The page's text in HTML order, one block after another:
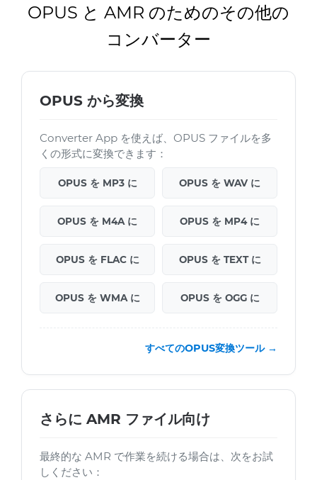
OPUS と AMR のためのその他の
コンバーター
OPUS から変換
Converter App を使えば、OPUS ファイルを多
くの形式に変換できます：
OPUS を MP3 に OPUS を WAV に
OPUS を M4A に OPUS を MP4 に
OPUS を FLAC に OPUS を TEXT に
OPUS を WMA に OPUS を OGG に
すべてのOPUS変換ツール →
さらに AMR ファイル向け
最終的な AMR で作業を続ける場合は、次をお試
しください：